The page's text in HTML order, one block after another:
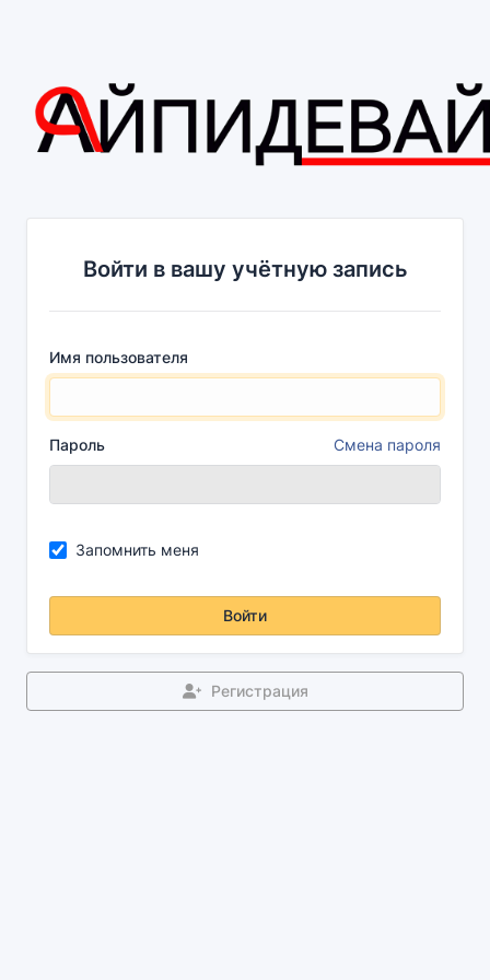
Войти в вашу учётную запись
Имя пользователя
Пароль Смена пароля
Запомнить меня
Войти
Регистрация